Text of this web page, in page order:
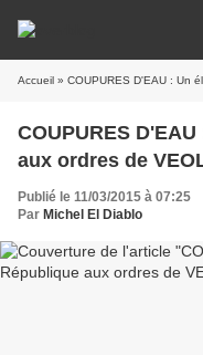
Accueil » COUPURES D'EAU : Un
COUPURES
aux ordres de
Publié le 11/03/2015 à 07:25
Par Michel El Diablo